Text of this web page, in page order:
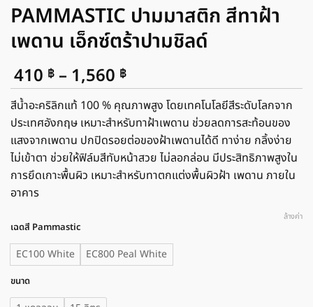
PAMMASTIC ปามมาสติก สีทาฝ้า
เพดาน เอ็กซ์ตร้าปามชิลด์
410 ฿ – 1,560 ฿Price
range:
410 ฿
through
1,560 ฿
สีน้ำอะคริลิกแท้ 100 % คุณภาพสูง โดยเทคโนโลยีสีระดับโลกจาก
ประเทศอังกฤษ เหมาะสำหรับทาฝ้าเพดาน ช่วยลดการสะท้อนของ
แสงจากเพดาน ปกปิดรอยต่อของฝ้าเพดานได้ดี ทาง่าย กลิ้งง่าย
ไม่เข้าตา ช่วยให้ฟิล์มสีทับหน้าสวย ไม่ลอกล่อน มีประสิทธิภาพสูงใน
การยึดเกาะพื้นผิว เหมาะสำหรับทาตกแต่งพื้นผิวฝ้า เพดาน ภายใน
อาคาร
เฉดสี Pammastic
EC100 White EC800 Peal White
ขนาด
ล้างค่า